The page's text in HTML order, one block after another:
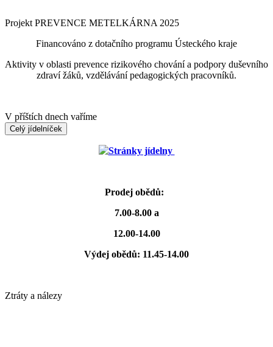
Projekt PREVENCE METELKÁRNA 2025
Financováno z dotačního programu Ústeckého kraje
Aktivity v oblasti prevence rizikového chování a podpory duševního
zdraví žáků, vzdělávání pedagogických pracovníků.
V příštích dnech vaříme
Celý jídelníček
Stránky jídelny
Prodej obědů:
7.00-8.00 a
12.00-14.00
Výdej obědů: 11.45-14.00
Ztráty a nálezy